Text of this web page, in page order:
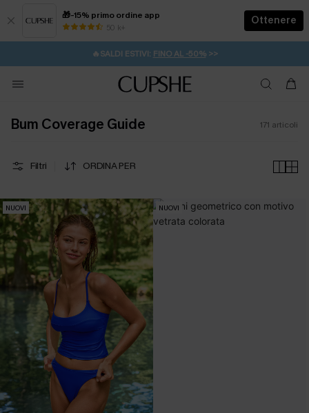
🎁-15% primo ordine app
50 k+
Ottenere
⚡️-15% SUGLI ESSENZIALI DA VACANZA | ACQUISTA
🔥SALDI ESTIVI: FINO AL -50%>>
🚚SPEDIZIONE GRATUITA DA 49€
💌REGALO PER I NUOVI: 20% DI SCONTO*
Bum Coverage Guide 171 articoli
Filtri ORDINA PER
NUOVI NUOVI